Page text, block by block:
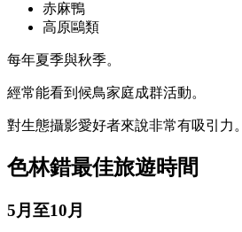
赤麻鴨
高原鷗類
每年夏季與秋季。
經常能看到候鳥家庭成群活動。
對生態攝影愛好者來說非常有吸引力。
色林錯最佳旅遊時間
5月至10月